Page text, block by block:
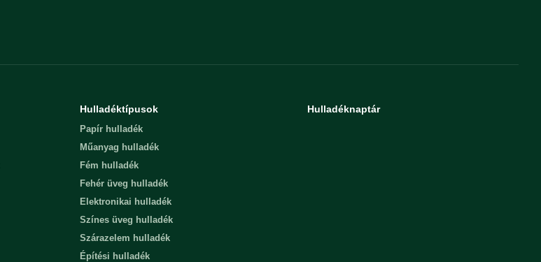
Hulladéktípusok
Papír hulladék
Műanyag hulladék
Fém hulladék
Fehér üveg hulladék
Elektronikai hulladék
Színes üveg hulladék
Szárazelem hulladék
Építési hulladék
Hulladéknaptár